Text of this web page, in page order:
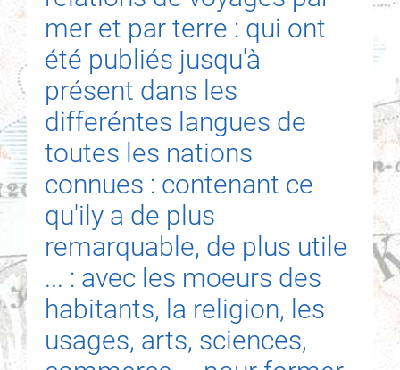
О нас
Контакты
Партнеры
mer et par terre : qui ont
été publiés jusqu'à
présent dans les
differéntes langues de
toutes les nations
connues : contenant ce
qu'ily a de plus
remarquable, de plus utile
... : avec les moeurs des
habitants, la religion, les
usages, arts, sciences,